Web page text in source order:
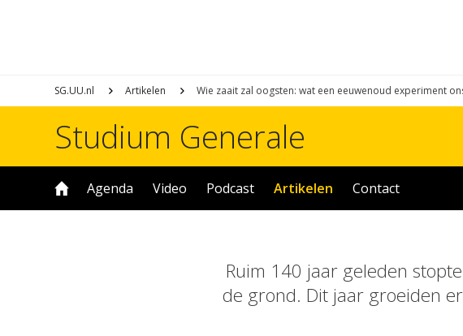
SG.UU.nl Artikelen Wie zaait zal oogsten: wat een eeuwenoud experiment
Studium Generale
Agenda Video Podcast Artikelen Contact
Ruim 140 jaar geleden
de grond. Dit jaar groeiden